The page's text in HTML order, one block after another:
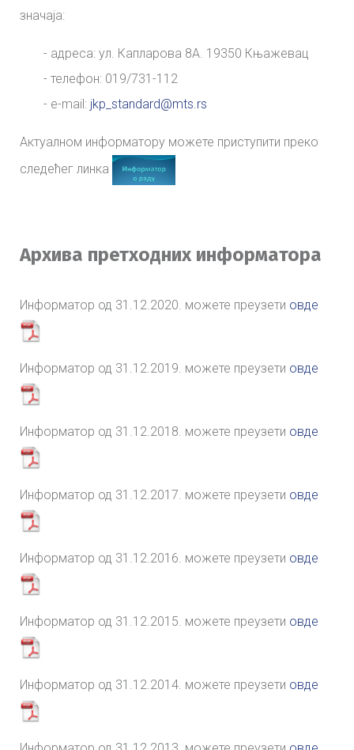
значаја:
- адреса: ул. Капларова 8А. 19350 Књажевац
- телефон: 019/731-112
- e-mail: jkp_standard@mts.rs
Актуалном информатору можете приступити преко
следећег линка
Архива претходних информатора
Информатор од 31.12.2020. можете преузети овде
Информатор од 31.12.2019. можете преузети овде
Информатор од 31.12.2018. можете преузети овде
Информатор од 31.12.2017. можете преузети овде
Информатор од 31.12.2016. можете преузети овде
Информатор од 31.12.2015. можете преузети овде
Информатор од 31.12.2014. можете преузети овде